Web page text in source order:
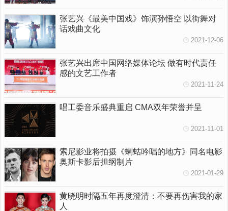
张艺兴《最美中国戏》饰演孙悟空 以街舞对
话戏曲文化
2021-12-06
张艺兴出席中国网络媒体论坛 做有时代责任
感的文艺工作者
2021-11-24
唱工委音乐盛典重启 CMA双年荣誉并呈
2021-11-01
索尼影业将拍摄《蝲蛄吟唱的地方》同名电影
奥斯卡影后担纲制片
2021-01-29
黄晓明时隔五年再度澄清：不要再伤害我的家
人